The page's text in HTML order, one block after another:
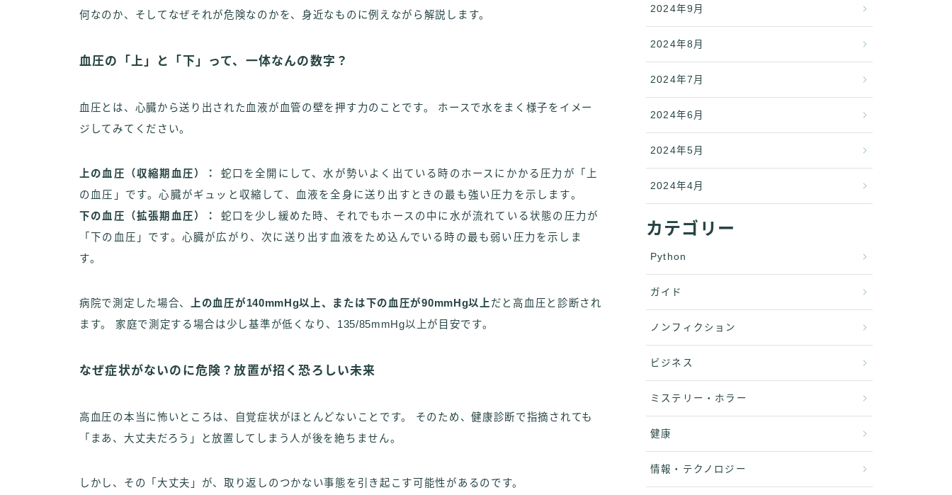
何なのか、そしてなぜそれが危険なのかを、身近なものに例えながら解説します。
血圧の「上」と「下」って、一体なんの数字？
血圧とは、心臓から送り出された血液が血管の壁を押す力のことです。 ホースで水をまく様子をイメー
ジしてみてください。
上の血圧（収縮期血圧）：
蛇口を全開にして、水が勢いよく出ている時のホースにかかる圧力が「上
の血圧」です。心臓がギュッと収縮して、血液を全身に送り出すときの最も強い圧力を示します。
下の血圧（拡張期血圧）：
蛇口を少し緩めた時、それでもホースの中に水が流れている状態の圧力が
「下の血圧」です。心臓が広がり、次に送り出す血液をため込んでいる時の最も弱い圧力を示しま
す。
病院で測定した場合、 上の血圧が140mmHg以上、または下の血圧が90mmHg以上 だと高血圧と診断され
ます。 家庭で測定する場合は少し基準が低くなり、135/85mmHg以上が目安です。
なぜ症状がないのに危険？放置が招く恐ろしい未来
高血圧の本当に怖いところは、自覚症状がほとんどないことです。 そのため、健康診断で指摘されても
「まあ、大丈夫だろう」と放置してしまう人が後を絶ちません。
しかし、その「大丈夫」が、取り返しのつかない事態を引き起こす可能性があるのです。
2024年9月
2024年8月
2024年7月
2024年6月
2024年5月
2024年4月
カテゴリー
Python
ガイド
ノンフィクション
ビジネス
ミステリー・ホラー
健康
情報・テクノロジー